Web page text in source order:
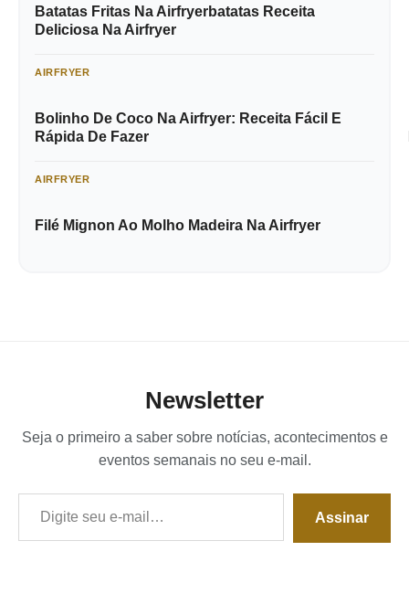
Batatas Fritas Na Airfryerbatatas Receita
Deliciosa Na Airfryer
AIRFRYER
Bolinho De Coco Na Airfryer: Receita Fácil E
Rápida De Fazer
AIRFRYER
Filé Mignon Ao Molho Madeira Na Airfryer
Newsletter
Seja o primeiro a saber sobre notícias, acontecimentos e
eventos semanais no seu e-mail.
Digite seu e-mail…
Assinar